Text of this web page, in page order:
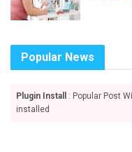
Popular News
Plugin Install
: Popular Post
installed